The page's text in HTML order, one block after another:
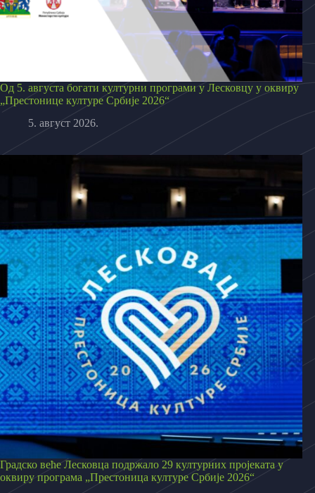
Од 5. августа богати културни програми у Лесковцу у оквиру
„Престонице културе Србије 2026“
5. август 2026.
Градско веће Лесковца подржало 29 културних пројеката у
оквиру програма „Престоница културе Србије 2026“